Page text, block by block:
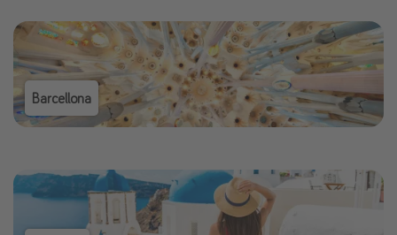
Barcellona